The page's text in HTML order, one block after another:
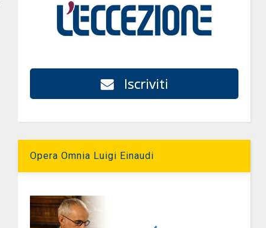
Iscriviti
Opera Omnia Luigi Einaudi